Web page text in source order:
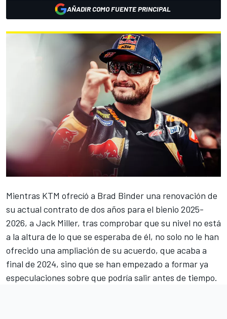
AÑADIR COMO FUENTE PRINCIPAL
Mientras KTM ofrecíó a Brad Binder una renovación de
su actual contrato de dos años para el bienio 2025-
2026, a Jack Miller, tras comprobar que su nivel no está
a la altura de lo que se esperaba de él, no solo no le han
ofrecido una ampliación de su acuerdo, que acaba a
final de 2024, sino que se han empezado a formar ya
especulaciones sobre que podría salir antes de tiempo.